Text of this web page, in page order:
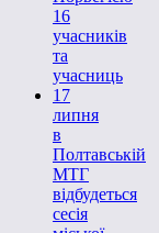
16
учасників
та
учасниць
17
липня
в
Полтавській
МТГ
відбудеться
сесія